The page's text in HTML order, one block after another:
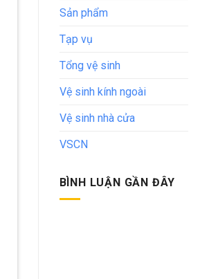
Sản phẩm
Tạp vụ
Tổng vệ sinh
Vệ sinh kính ngoài
Vệ sinh nhà cửa
VSCN
BÌNH LUẬN GẦN ĐÂY